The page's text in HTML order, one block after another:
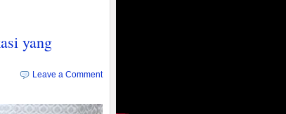
yang
Leave a Comment